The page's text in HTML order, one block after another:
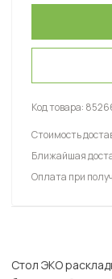
Код товара:
Стоимость
Ближайшая
Оплата при
Стол ЭКО